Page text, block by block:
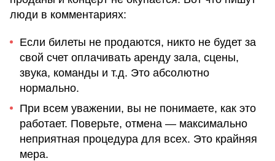
люди в комментариях:
Если билеты не продаются, никто не будет за
свой счет оплачивать аренду зала, сцены,
звука, команды и т.д. Это абсолютно
нормально.
При всем уважении, вы не понимаете, как это
работает. Поверьте, отмена — максимально
неприятная процедура для всех. Это крайняя
мера.